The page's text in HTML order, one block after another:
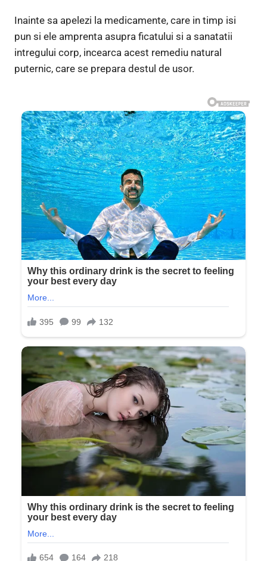
Inainte sa apelezi la medicamente, care in timp isi
pun si ele amprenta asupra ficatului si a sanatatii
intregului corp, incearca acest remediu natural
puternic, care se prepara destul de usor.